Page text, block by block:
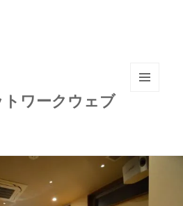
ワークウェブ